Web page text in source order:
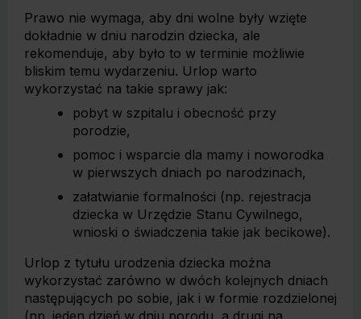
Prawo nie wymaga, aby dni wolne były wzięte
dokładnie w dniu narodzin dziecka, ale
rekomenduje, aby było to w terminie możliwie
bliskim temu wydarzeniu. Urlop warto
wykorzystać na takie sprawy jak:
pobyt w szpitalu i obecność przy
porodzie,
pomoc i wsparcie dla mamy i noworodka
w pierwszych dniach po narodzinach,
załatwianie formalności (np. rejestracja
dziecka w Urzędzie Stanu Cywilnego,
wnioski o świadczenia takie jak becikowe).
Urlop z tytułu urodzenia dziecka można
wykorzystać zarówno w dwóch kolejnych dniach
następujących po sobie, jak i w formie rozdzielonej
(np. jeden dzień w dniu porodu, a drugi na